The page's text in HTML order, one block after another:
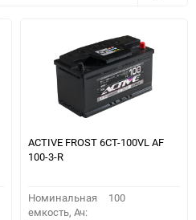
30
60
90
ACTIVE FROST 6СТ-100VL АF
100-3-R
Номинальная
емкость, Ач:
100